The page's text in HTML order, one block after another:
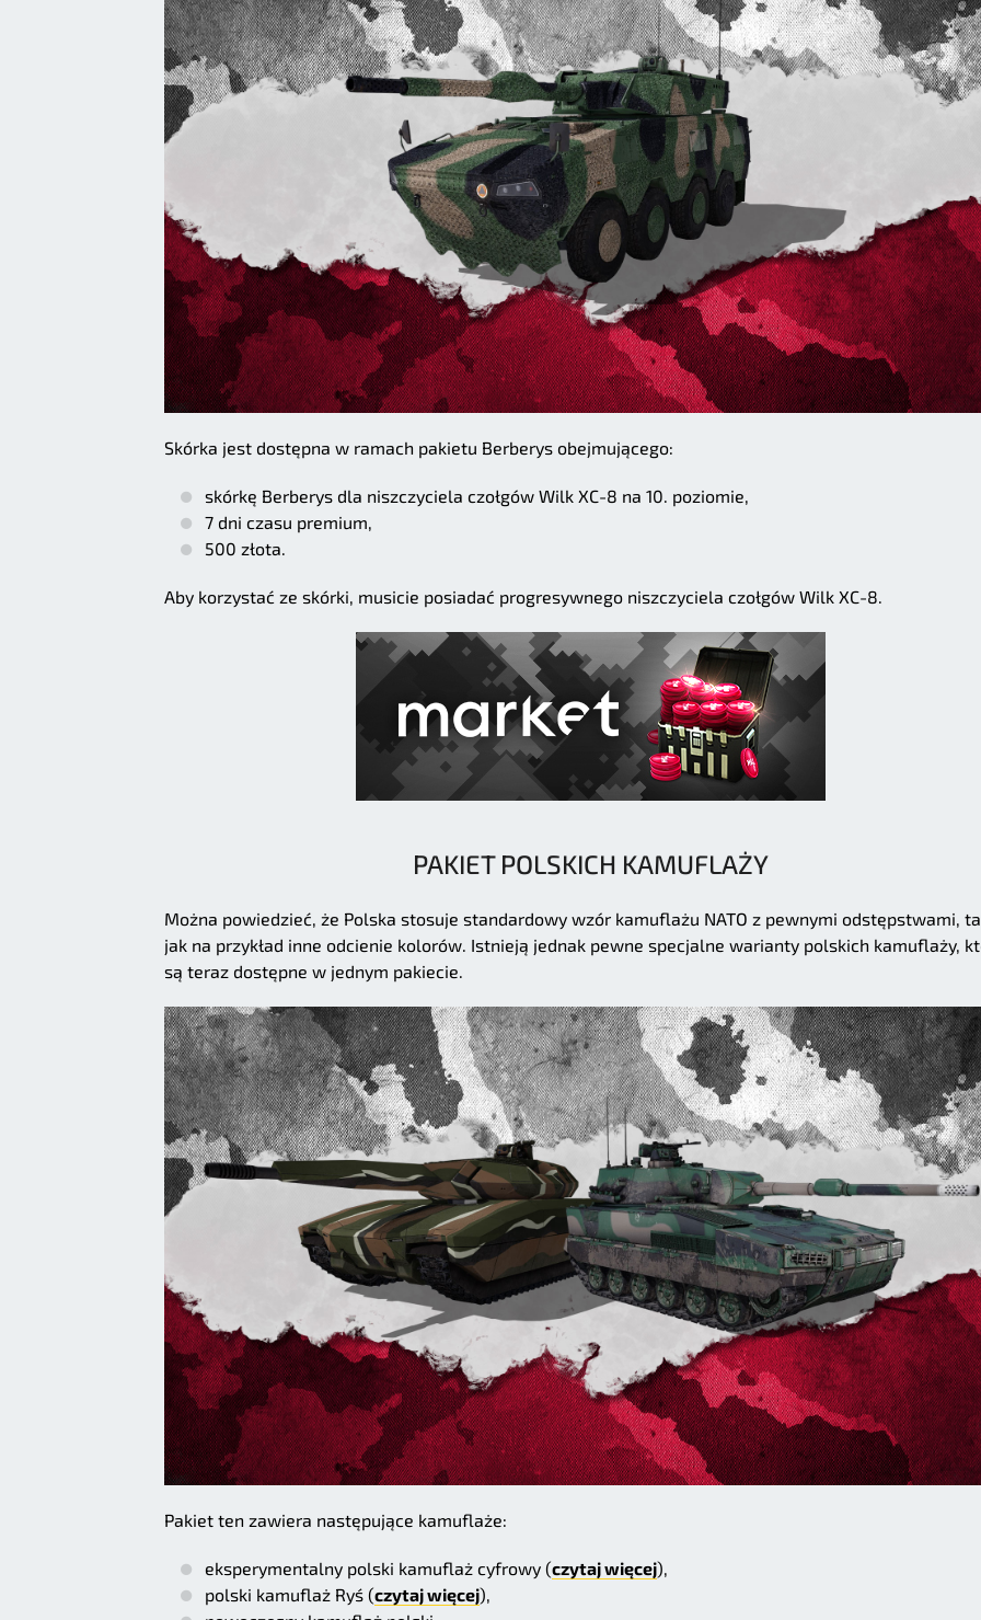
Skórka jest dostępna w ramach pakietu Berberys obejmującego:
skórkę Berberys dla niszczyciela czołgów Wilk XC-8 na 10. poziomie,
7 dni czasu premium,
500 złota.
Aby korzystać ze skórki, musicie posiadać progresywnego niszczyciela czołgów Wilk XC-8.
PAKIET POLSKICH KAMUFLAŻY
Można powiedzieć, że Polska stosuje standardowy wzór kamuflażu NATO z pewnymi odstępstwami,
jak na przykład inne odcienie kolorów. Istnieją jednak pewne specjalne warianty polskich kamuflaży,
są teraz dostępne w jednym pakiecie.
Pakiet ten zawiera następujące kamuflaże:
eksperymentalny polski kamuflaż cyfrowy (czytaj więcej),
polski kamuflaż Ryś (czytaj więcej),